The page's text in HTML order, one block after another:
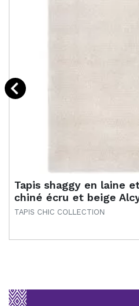
Tapis shaggy en laine
chiné écru et beige
TAPIS CHIC COLLECTION